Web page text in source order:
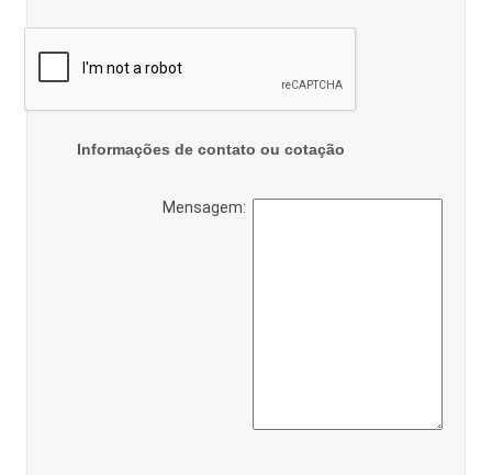
Informações de contato ou cotação
Mensagem: